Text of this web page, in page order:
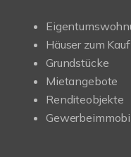
Häuser zum Kauf
Grundstücke
Mietangebote
Renditeobjekte